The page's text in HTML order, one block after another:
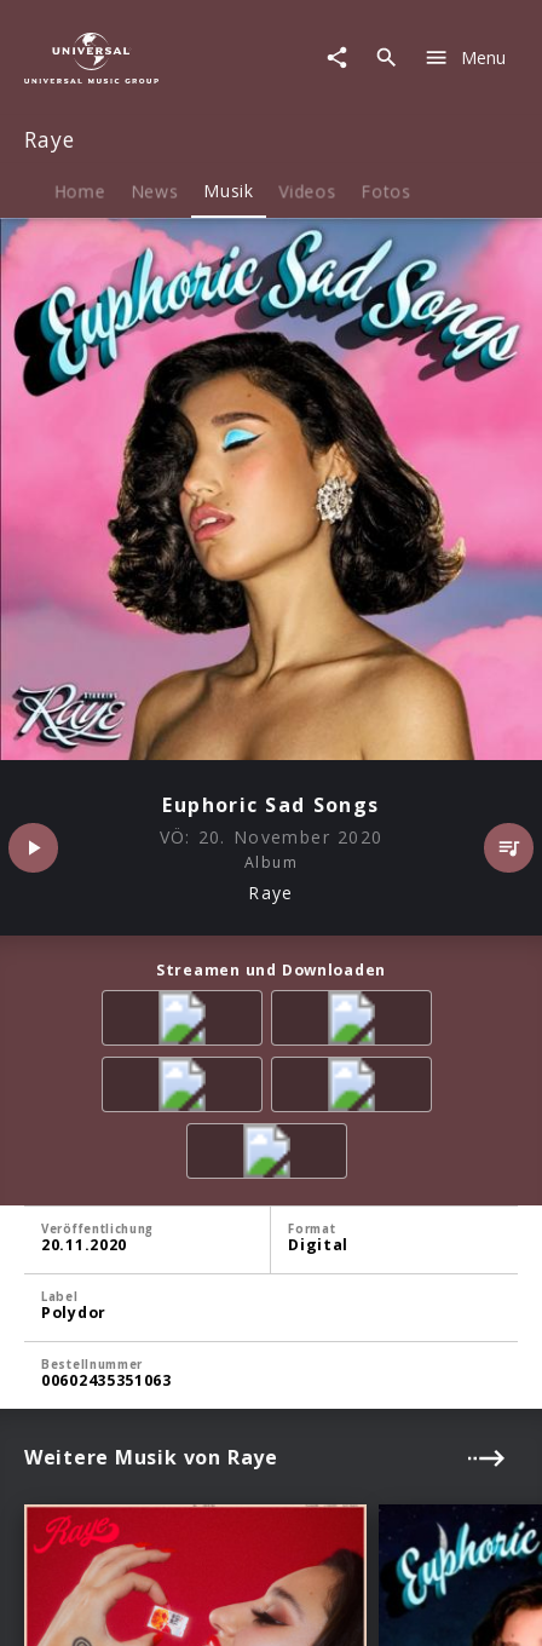
Sad
Menu
Raye
Home News Musik Videos Fotos
Euphoric Sad Songs
VÖ: 20. November 2020
Album
Raye
Streamen und Downloaden
Veröffentlichung
20.11.2020
Format
Digital
Label
Polydor
Bestellnummer
00602435351063
Weitere Musik von Raye